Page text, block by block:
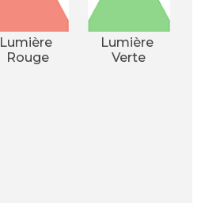
Lumière
Rouge
Lumière
Verte